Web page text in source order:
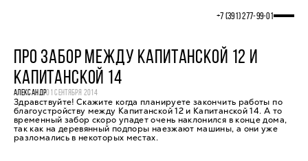
+7 (391) 277‒99‒01
ПРО ЗАБОР МЕЖДУ КАПИТАНСКОЙ 12 И
КАПИТАНСКОЙ 14
АЛЕКСАНДР01 СЕНТЯБРЯ 2014
Здравствуйте! Скажите когда планируете закончить работы по
благоустройству между Капитанской 12 и Капитанской 14. А то
временный забор скоро упадет очень наклонился в конце дома,
так как на деревянный подпоры наезжают машины, а они уже
разломались в некоторых местах.